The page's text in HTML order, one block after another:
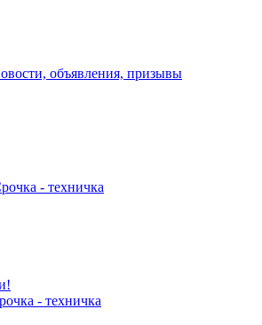
объявления, призывы
- техничка
- техничка